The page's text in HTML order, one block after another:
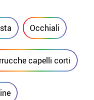
Occhiali
capelli corti